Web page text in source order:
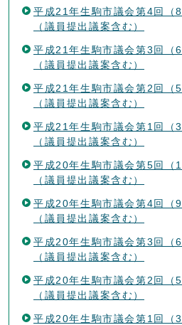
平成21年生駒市議会第4回（
（議員提出議案含む）
平成21年生駒市議会第3回（
（議員提出議案含む）
平成21年生駒市議会第2回（
（議員提出議案含む）
平成21年生駒市議会第1回（
（議員提出議案含む）
平成20年生駒市議会第5回（
（議員提出議案含む）
平成20年生駒市議会第4回（
（議員提出議案含む）
平成20年生駒市議会第3回（
（議員提出議案含む）
平成20年生駒市議会第2回（
（議員提出議案含む）
平成20年生駒市議会第1回（